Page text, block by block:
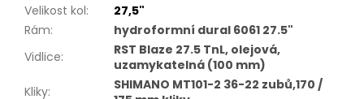
Velikost kol:
27,5"
Rám:
hydroformní dural 6061 27.5"
Vidlice:
RST Blaze 27.5 TnL, olejová,
uzamykatelná (100 mm)
Kliky:
SHIMANO MT101-2 36-22 zubů,170 /